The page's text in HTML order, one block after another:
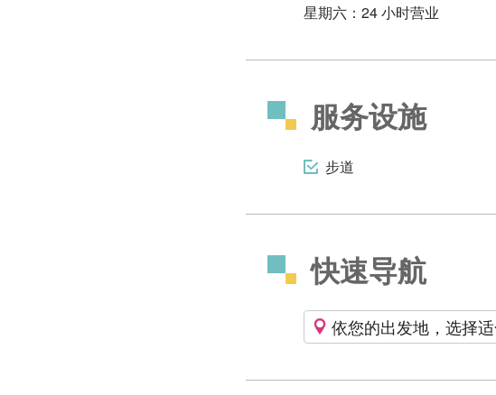
星期六：24 小时营业
服务设施
步道
快速导航
依您的出发地，选择